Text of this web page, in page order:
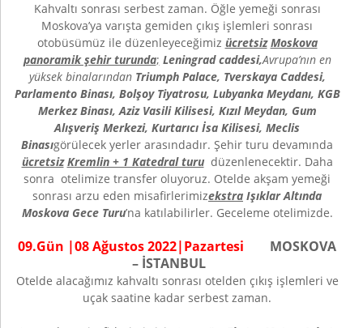
Kahvaltı sonrası serbest zaman. Öğle yemeği sonrası
Moskova’ya varışta gemiden çıkış işlemleri sonrası
otobüsümüz ile düzenleyeceğimiz ücretsiz Moskova
panoramik şehir turunda; Leningrad caddesi,Avrupa’nın en
yüksek binalarından Triumph Palace, Tverskaya Caddesi,
Parlamento Binası, Bolşoy Tiyatrosu, Lubyanka Meydanı, KGB
Merkez Binası, Aziz Vasili Kilisesi, Kızıl Meydan, Gum
Alışveriş Merkezi, Kurtarıcı İsa Kilisesi, Meclis
Binasıgörülecek yerler arasındadır. Şehir turu devamında
ücretsiz Kremlin + 1 Katedral turudüzenlenecektir. Daha
sonra otelimize transfer oluyoruz. Otelde akşam yemeği
sonrası arzu eden misafirlerimizekstra Işıklar Altında
Moskova Gece Turu’na katılabilirler. Geceleme otelimizde.
09.Gün |08 Ağustos2022|Pazartesi
MOSKOVA
– İSTANBUL
Otelde alacağımız kahvaltı sonrası otelden çıkış işlemleri ve
uçak saatine kadar serbest zaman.